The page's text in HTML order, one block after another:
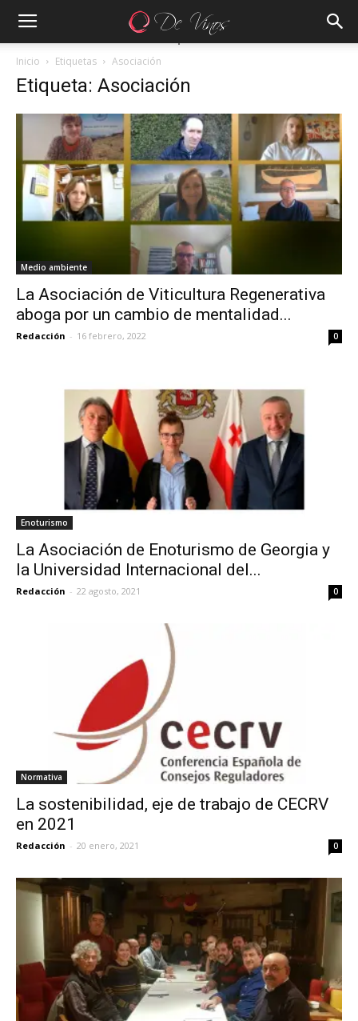
Inicio Etiquetas Asociación
Etiqueta: Asociación
Medio ambiente
La Asociación de Viticultura Regenerativa
aboga por un cambio de mentalidad...
Redacción - 16 febrero, 2022 0
Enoturismo
La Asociación de Enoturismo de Georgia y
la Universidad Internacional del...
Redacción - 22 agosto, 2021 0
Normativa
La sostenibilidad, eje de trabajo de CECRV
en 2021
Redacción - 20 enero, 2021 0